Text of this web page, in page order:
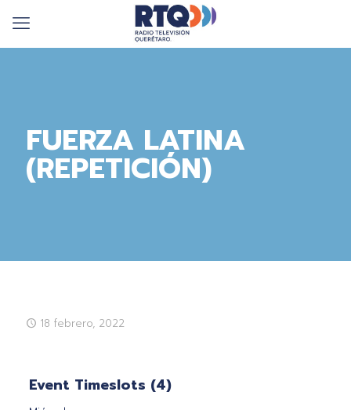
FUERZA LATINA
(REPETICIÓN)
18 febrero, 2022
Event Timeslots (4)